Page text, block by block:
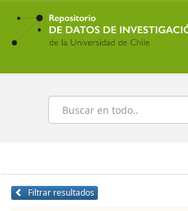
Ir
contenido
principal
Buscar
Filtrar resultados